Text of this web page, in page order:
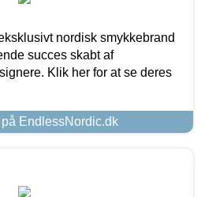
nordisk smykkebrand
succes skabt af
Klik her for at se deres
EndlessNordic.dk